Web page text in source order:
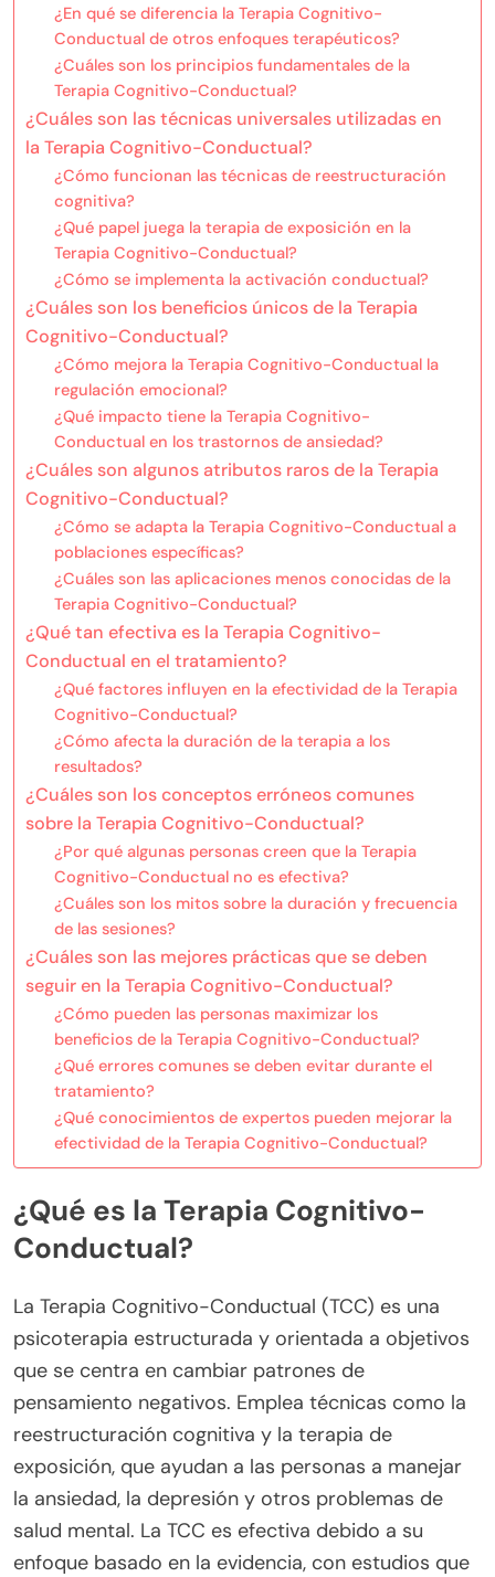
¿En qué se diferencia la Terapia Cognitivo-
Conductual de otros enfoques terapéuticos?
¿Cuáles son los principios fundamentales de la
Terapia Cognitivo-Conductual?
¿Cuáles son las técnicas universales utilizadas en
la Terapia Cognitivo-Conductual?
¿Cómo funcionan las técnicas de reestructuración
cognitiva?
¿Qué papel juega la terapia de exposición en la
Terapia Cognitivo-Conductual?
¿Cómo se implementa la activación conductual?
¿Cuáles son los beneficios únicos de la Terapia
Cognitivo-Conductual?
¿Cómo mejora la Terapia Cognitivo-Conductual la
regulación emocional?
¿Qué impacto tiene la Terapia Cognitivo-
Conductual en los trastornos de ansiedad?
¿Cuáles son algunos atributos raros de la Terapia
Cognitivo-Conductual?
¿Cómo se adapta la Terapia Cognitivo-Conductual a
poblaciones específicas?
¿Cuáles son las aplicaciones menos conocidas de la
Terapia Cognitivo-Conductual?
¿Qué tan efectiva es la Terapia Cognitivo-
Conductual en el tratamiento?
¿Qué factores influyen en la efectividad de la Terapia
Cognitivo-Conductual?
¿Cómo afecta la duración de la terapia a los
resultados?
¿Cuáles son los conceptos erróneos comunes
sobre la Terapia Cognitivo-Conductual?
¿Por qué algunas personas creen que la Terapia
Cognitivo-Conductual no es efectiva?
¿Cuáles son los mitos sobre la duración y frecuencia
de las sesiones?
¿Cuáles son las mejores prácticas que se deben
seguir en la Terapia Cognitivo-Conductual?
¿Cómo pueden las personas maximizar los
beneficios de la Terapia Cognitivo-Conductual?
¿Qué errores comunes se deben evitar durante el
tratamiento?
¿Qué conocimientos de expertos pueden mejorar la
efectividad de la Terapia Cognitivo-Conductual?
¿Qué es la Terapia Cognitivo-
Conductual?
La Terapia Cognitivo-Conductual (TCC) es una
psicoterapia estructurada y orientada a objetivos
que se centra en cambiar patrones de
pensamiento negativos. Emplea técnicas como la
reestructuración cognitiva y la terapia de
exposición, que ayudan a las personas a manejar
la ansiedad, la depresión y otros problemas de
salud mental. La TCC es efectiva debido a su
enfoque basado en la evidencia, con estudios que